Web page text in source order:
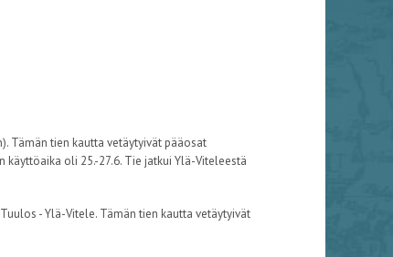
Tämän tien kautta vetäytyivät pääosat
oli 25.-27.6. Tie jatkui Ylä-Viteleestä
- Ylä-Vitele. Tämän tien kautta vetäytyivät